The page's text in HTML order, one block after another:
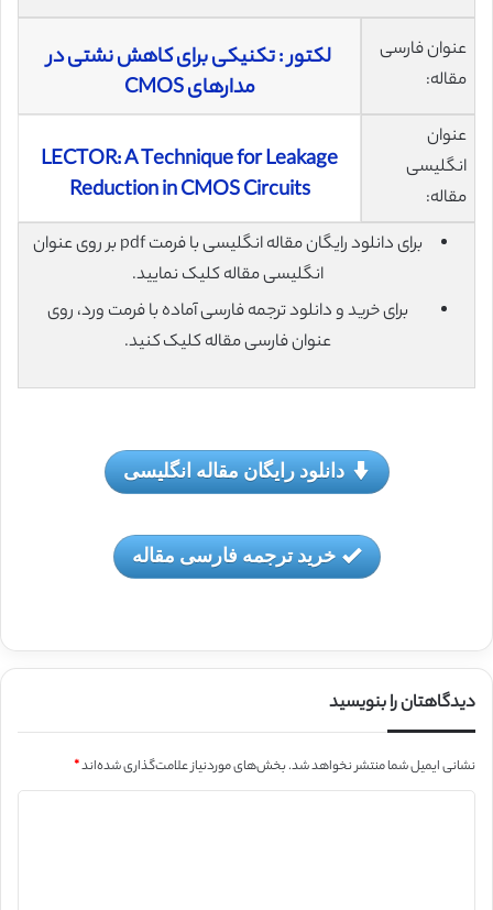
عنوان فارسی
مقاله:
لکتور : تکنیکی برای کاهش نشتی در
مدارهای CMOS
عنوان
انگلیسی
مقاله:
LECTOR: A Technique for Leakage
Reduction in CMOS Circuits
برای دانلود رایگان مقاله انگلیسی با فرمت pdf بر روی عنوان
انگلیسی مقاله کلیک نمایید.
برای خرید و دانلود ترجمه فارسی آماده با فرمت ورد، روی
عنوان فارسی مقاله کلیک کنید.
دانلود رایگان مقاله انگلیسی
خرید ترجمه فارسی مقاله
دیدگاهتان را بنویسید
نشانی ایمیل شما منتشر نخواهد شد.بخش‌های موردنیاز علامت‌گذاری شده‌اند*